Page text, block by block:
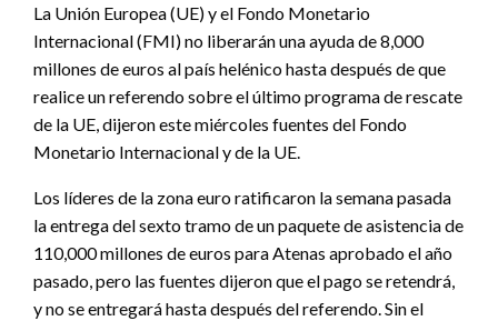
La Unión Europea (UE) y el Fondo Monetario
Internacional (FMI) no liberarán una ayuda de 8,000
millones de euros al país helénico hasta después de que
realice un referendo sobre el último programa de rescate
de la UE, dijeron este miércoles fuentes del Fondo
Monetario Internacional y de la UE.
Los líderes de la zona euro ratificaron la semana pasada
la entrega del sexto tramo de un paquete de asistencia de
110,000 millones de euros para Atenas aprobado el año
pasado, pero las fuentes dijeron que el pago se retendrá,
y no se entregará hasta después del referendo. Sin el